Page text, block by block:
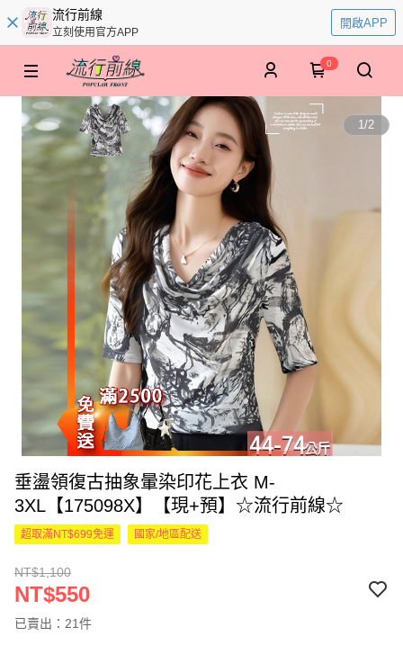
流行前線
立刻使用官方APP
開啟APP
0
1/2
垂盪領復古抽象暈染印花上衣 M-
3XL【175098X】【現+預】☆流行前線☆
超取滿NT$699免運 國家/地區配送
NT$1,100
NT$550
已賣出：21件